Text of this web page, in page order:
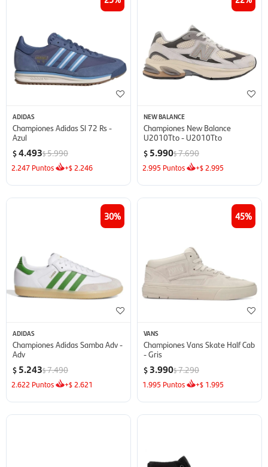
ADIDAS
Championes Adidas Sl 72 Rs -
Azul
$4.493$5.990
2.247 Puntos +$ 2.246
NEW BALANCE
Championes New Balance
U2010Tto - U2010Tto
$ 5.990$7.690
2.995 Puntos +$ 2.995
30
ADIDAS
Championes Adidas Samba Adv -
Adv
$ 5.243$7.490
2.622 Puntos +$ 2.621
45
VANS
Championes Vans Skate Half Cab
- Gris
$ 3.990$7.290
1.995 Puntos +$ 1.995